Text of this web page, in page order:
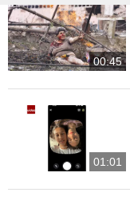
00:45
01:01